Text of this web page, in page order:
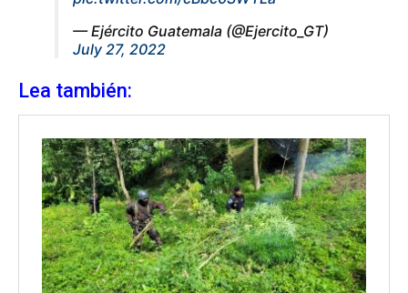
— Ejército Guatemala (@Ejercito_GT)
July 27, 2022
Lea también: